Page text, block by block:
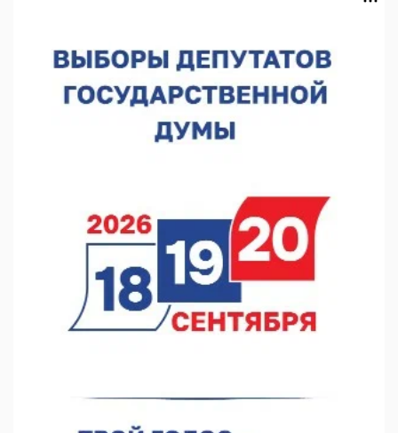
В Нижнем Новгороде прошло совещание Росгвардии
покраской телебашни
07.08.2026 11:20
В автобусах Арзамаса устанавливают терминалы оплаты
07.08.2026 11:03